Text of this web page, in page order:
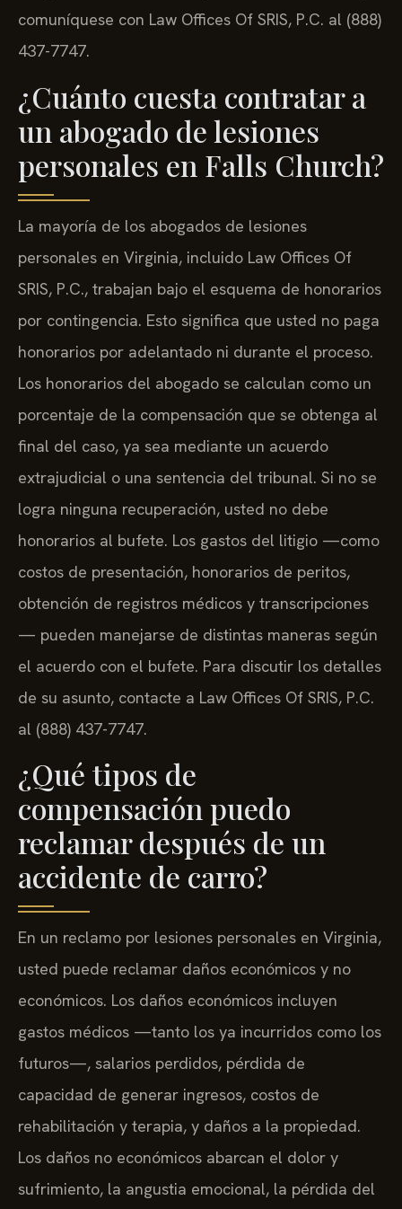
comuníquese con Law Offices Of SRIS, P.C. al (888)
437-7747.
¿Cuánto cuesta contratar a
un abogado de lesiones
personales en Falls Church?
La mayoría de los abogados de lesiones
personales en Virginia, incluido Law Offices Of
SRIS, P.C., trabajan bajo el esquema de honorarios
por contingencia. Esto significa que usted no paga
honorarios por adelantado ni durante el proceso.
Los honorarios del abogado se calculan como un
porcentaje de la compensación que se obtenga al
final del caso, ya sea mediante un acuerdo
extrajudicial o una sentencia del tribunal. Si no se
logra ninguna recuperación, usted no debe
honorarios al bufete. Los gastos del litigio —como
costos de presentación, honorarios de peritos,
obtención de registros médicos y transcripciones
— pueden manejarse de distintas maneras según
el acuerdo con el bufete. Para discutir los detalles
de su asunto, contacte a Law Offices Of SRIS, P.C.
al (888) 437-7747.
¿Qué tipos de
compensación puedo
reclamar después de un
accidente de carro?
En un reclamo por lesiones personales en Virginia,
usted puede reclamar daños económicos y no
económicos. Los daños económicos incluyen
gastos médicos —tanto los ya incurridos como los
futuros—, salarios perdidos, pérdida de
capacidad de generar ingresos, costos de
rehabilitación y terapia, y daños a la propiedad.
Los daños no económicos abarcan el dolor y
sufrimiento, la angustia emocional, la pérdida del